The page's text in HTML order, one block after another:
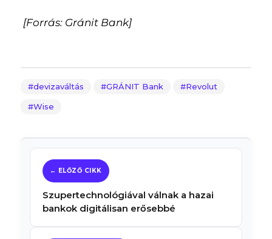
[Forrás: Gránit Bank]
devizaváltás GRÁNIT Bank Revolut
Wise
Szupertechnológiával válnak a hazai
bankok digitálisan erősebbé